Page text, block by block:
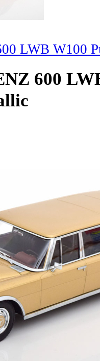
LWB W100
600